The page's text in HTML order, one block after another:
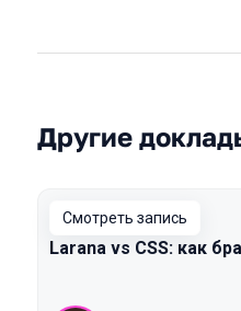
Другие
Смотреть запись
Larana vs CSS: как